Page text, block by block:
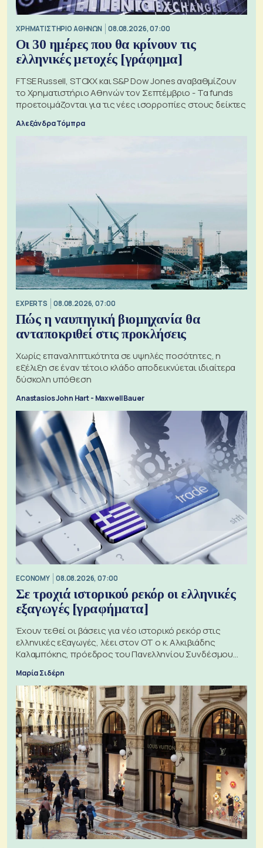
XΡΗΜΑΤΙΣΤΗΡΙΟ ΑΘΗΝΩΝ 08.08.2026, 07:00
Οι 30 ημέρες που θα κρίνουν τις
ελληνικές μετοχές [γράφημα]
FTSE Russell, STOXX και S&P Dow Jones αναβαθμίζουν
το Χρηματιστήριο Αθηνών τον Σεπτέμβριο - Τα funds
προετοιμάζονται για τις νέες ισορροπίες στους δείκτες
Αλεξάνδρα Τόμπρα
EXPERTS 08.08.2026, 07:00
Πώς η ναυπηγική βιομηχανία θα
ανταποκριθεί στις προκλήσεις
Χωρίς επαναληπτικότητα σε υψηλές ποσότητες, η
εξέλιξη σε έναν τέτοιο κλάδο αποδεικνύεται ιδιαίτερα
δύσκολη υπόθεση
Anastasios John Hart - Maxwell Bauer
ECONOMY 08.08.2026, 07:00
Σε τροχιά ιστορικού ρεκόρ οι ελληνικές
εξαγωγές [γραφήματα]
Έχουν τεθεί οι βάσεις για νέο ιστορικό ρεκόρ στις
ελληνικές εξαγωγές, λέει στον ΟΤ ο κ. Αλκιβιάδης
Καλαμπόκης, πρόεδρος του Πανελληνίου Συνδέσμου
Μαρία Σιδέρη